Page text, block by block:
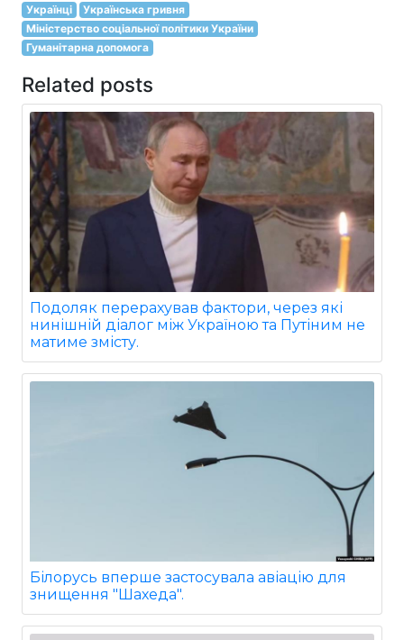
Українці
Українська гривня
Міністерство соціальної політики України
Гуманітарна допомога
Related posts
Подоляк перерахував фактори, через які
нинішній діалог між Україною та Путіним не
матиме змісту.
Білорусь вперше застосувала авіацію для
знищення "Шахеда".